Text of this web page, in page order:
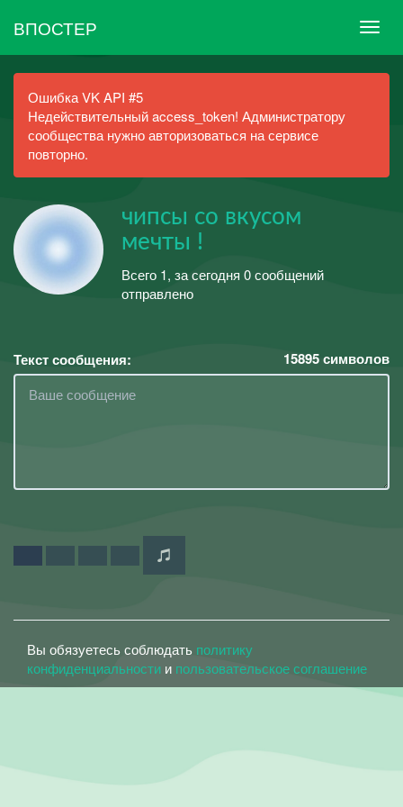
ВПОСТЕР
Ошибка VK API #5
Недействительный access_token! Администратору
сообщества нужно авторизоваться на сервисе
повторно.
чипсы со вкусом
мечты !
Всего 1, за сегодня 0 сообщений
отправлено
Текст сообщения: 15895символов
Вы обязуетесь соблюдать политику
конфиденциальности и пользовательское соглашение